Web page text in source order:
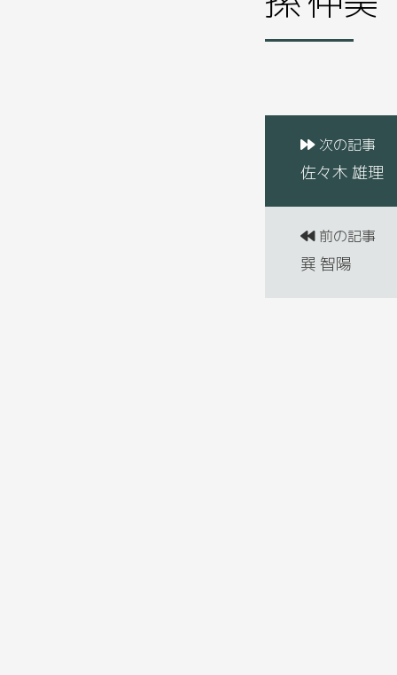
次の記事
佐々木 雄理
前の記事
巽 智陽